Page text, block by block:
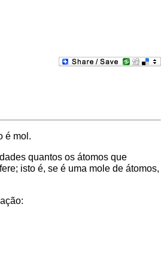
é mol.
quantos os átomos que
isto é, se é uma mole de átomos,